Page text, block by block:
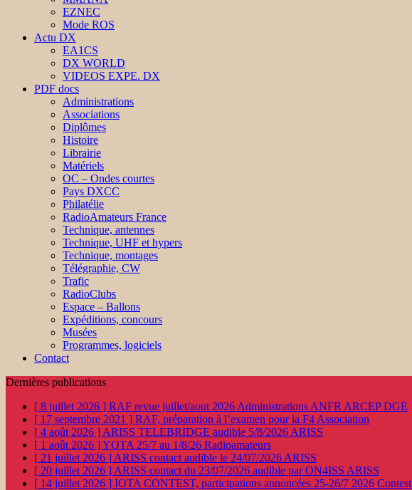
EZNEC
Mode ROS
Actu DX
EA1CS
DX WORLD
VIDEOS EXPE. DX
PDF docs
Administrations
Associations
Diplômes
Histoire
Librairie
Matériels
OC – Ondes courtes
Pays DXCC
Philatélie
RadioAmateurs France
Technique, antennes
Technique, UHF et hypers
Technique, montages
Télégraphie, CW
Trafic
RadioClubs
Espace – Ballons
Expéditions, concours
Musées
Programmes, logiciels
Contact
Dernières publications
[ 8 juillet 2026 ] RAF revue juillet/aout 2026 Administrations ANFR ARCEP DGE
[ 17 septembre 2021 ] RAF, préparation à l’examen pour la F4 Association
[ 4 août 2026 ] ARISS TELEBRIDGE audible 5/8/2026 ARISS
[ 1 août 2026 ]YOTA 25/7 au 1/8/26 Radioamateurs
[ 21 juillet 2026 ] ARISS contact audible le 24/07/2026 ARISS
[ 20 juillet 2026 ] ARISS contact du 23/07/2026 audible par ON4ISS ARISS
[ 14 juillet 2026 ] IOTA CONTEST, participations annoncées 25-26/7 2026 Contest